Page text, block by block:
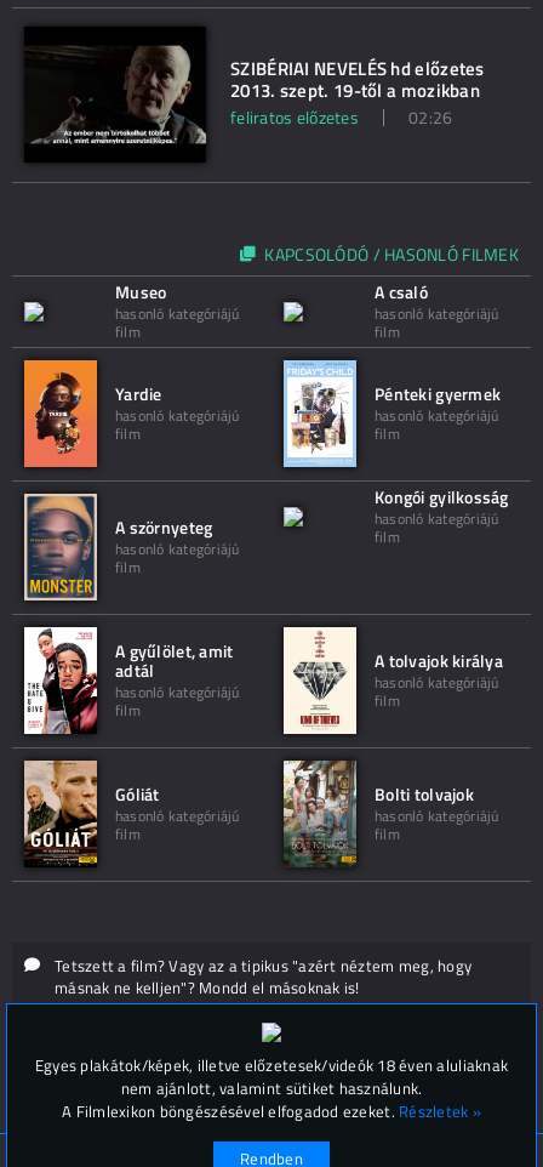
SZIBÉRIAI NEVELÉS hd előzetes
2013. szept. 19-től a mozikban
feliratos előzetes 02:26
KAPCSOLÓDÓ / HASONLÓ FILMEK
Museo
hasonló kategóriájú
film
A csaló
hasonló kategóriájú
film
Yardie
hasonló kategóriájú
film
Pénteki gyermek
hasonló kategóriájú
film
A szörnyeteg
hasonló kategóriájú
film
Kongói gyilkosság
hasonló kategóriájú
film
A gyűlölet, amit
adtál
hasonló kategóriájú
film
A tolvajok királya
hasonló kategóriájú
film
Góliát
hasonló kategóriájú
film
Bolti tolvajok
hasonló kategóriájú
film
Tetszett a film? Vagy az a tipikus "azért néztem meg, hogy
másnak ne kelljen"? Mondd el másoknak is!
Hozzászólások (
© Filmlexikon 2019-2026 Kapcsolat, impresszum
Egyes plakátok/képek, illetve előzetesek/videók 18 éven aluliaknak
nem ajánlott, valamint sütiket használunk.
A Filmlexikon böngészésével elfogadod ezeket. Részletek »
Rendben